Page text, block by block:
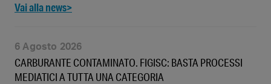
CARBURANTE CONTAMINATO. FIGISC: BASTA PROCESSI
MEDIATICI A TUTTA UNA CATEGORIA
6 Agosto 2026